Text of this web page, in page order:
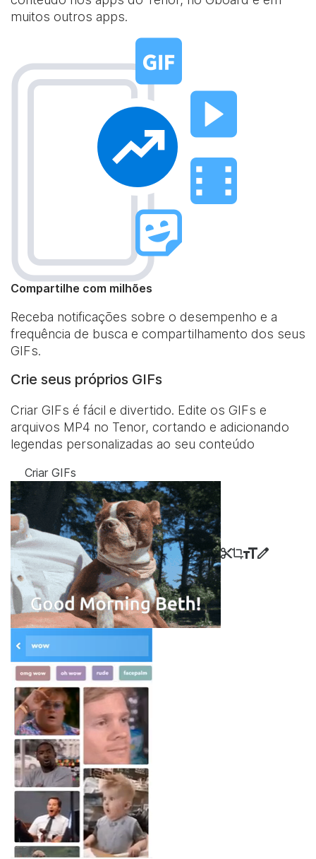
muitos outros apps.
Compartilhe com milhões
Receba notificações sobre o desempenho e a
frequência de busca e compartilhamento dos seus
GIFs.
Crie seus próprios GIFs
Criar GIFs é fácil e divertido. Edite os GIFs e
arquivos MP4 no Tenor, cortando e adicionando
legendas personalizadas ao seu conteúdo
Criar GIFs